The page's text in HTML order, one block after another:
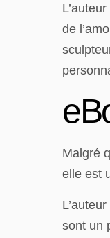
de
Malgré
elle est
sont un